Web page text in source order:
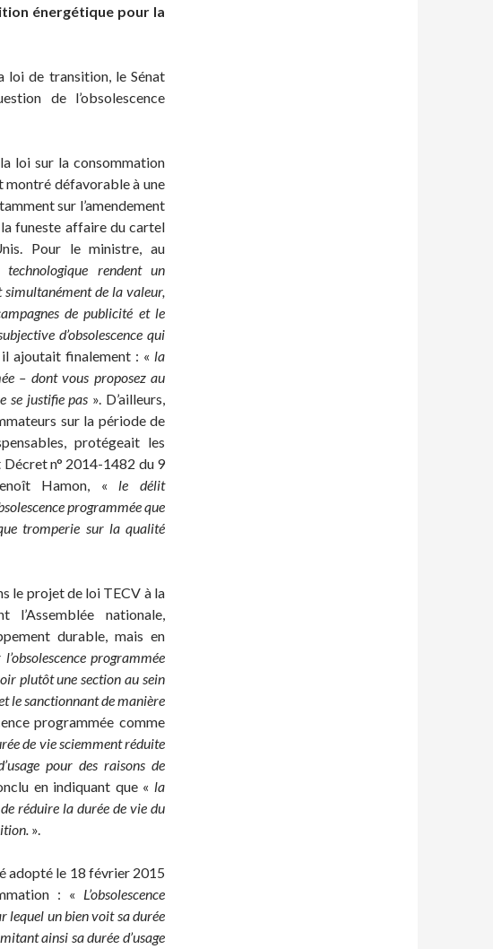
énergétique pour la
loi de transition, le Sénat
de l’obsolescence
loi sur la consommation
montré défavorable à une
sur l’amendement
funeste affaire du cartel
Pour le ministre, au
technologique rendent un
de la valeur,
de publicité et le
d’obsolescence qui
ajoutait finalement : « la
– dont vous proposez au
se justifie pas ». D’ailleurs,
sur la période de
protégeait les
n° 2014-1482 du 9
Hamon, « le délit
programmée que
tromperie sur la qualité
le projet de loi TECV à la
l’Assemblée nationale,
durable, mais en
programmée
plutôt une section au sein
le sanctionnant de manière
programmée comme
de vie sciemment réduite
pour des raisons de
en indiquant que « la
réduire la durée de vie du
».
adopté le 18 février 2015
: « L’obsolescence
lequel un bien voit sa durée
ainsi sa durée d’usage